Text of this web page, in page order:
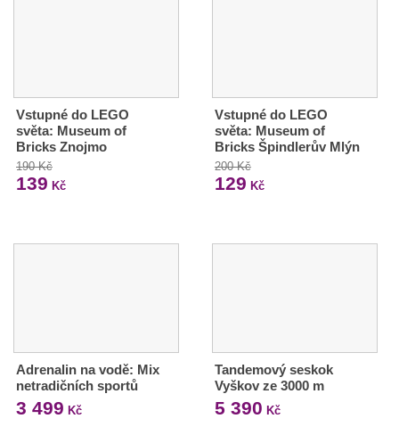
Vstupné do LEGO
světa: Museum of
Bricks Znojmo
190 Kč
139 Kč
Vstupné do LEGO
světa: Museum of
Bricks Špindlerův Mlýn
200 Kč
129 Kč
Adrenalin na vodě: Mix
netradičních sportů
3 499 Kč
Tandemový seskok
Vyškov ze 3000 m
5 390 Kč